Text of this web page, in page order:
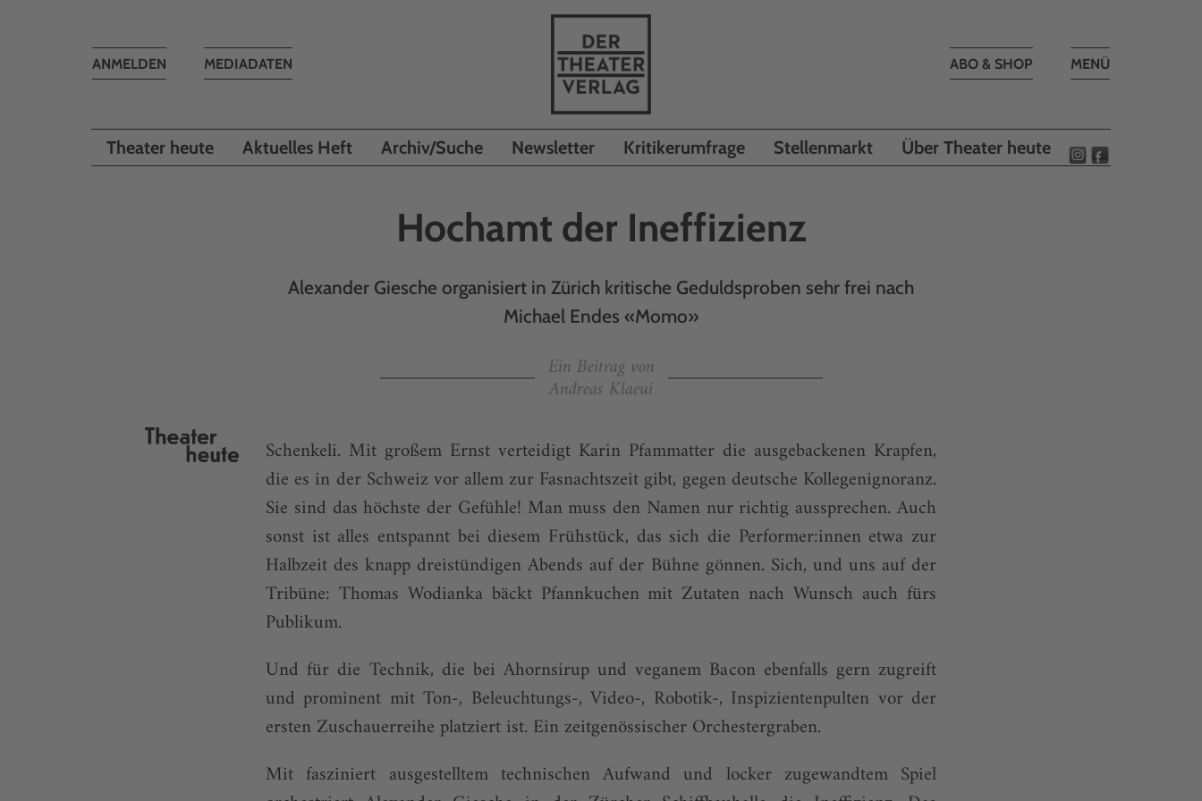
Toggle
MENÜ
ABO & SHOP
MEDIADATEN
Toggle
ANMELDEN
Theater heute Aktuelles Heft Archiv/Suche Newsletter Kritikerumfrage Stellenmarkt Über Theater heute
Hochamt der Ineffizienz
Alexander Giesche organisiert in Zürich kritische Geduldsproben sehr frei nach
Michael Endes «Momo»
Ein Beitrag von
Andreas Klaeui
Schenkeli. Mit großem Ernst verteidigt Karin Pfammatter die ausgebackenen Krapfen,
die es in der Schweiz vor allem zur Fasnachtszeit gibt, gegen deutsche Kollegenignoranz.
Sie sind das höchste der Gefühle! Man muss den Namen nur richtig aussprechen. Auch
sonst ist alles entspannt bei diesem Frühstück, das sich die Performer:innen etwa zur
Halbzeit des knapp dreistündigen Abends auf der Bühne gönnen. Sich, und uns auf der
Tribüne: Thomas Wodianka bäckt Pfannkuchen mit Zutaten nach Wunsch auch fürs
Publikum.
Und für die Technik, die bei Ahornsirup und veganem Bacon ebenfalls gern zugreift
und prominent mit Ton-, Beleuchtungs-, Video-, Robotik-, Inspizientenpulten vor der
ersten Zuschauerreihe platziert ist. Ein zeitgenössischer Orchestergraben.
Mit fasziniert ausgestelltem technischen Aufwand und locker zugewandtem Spiel